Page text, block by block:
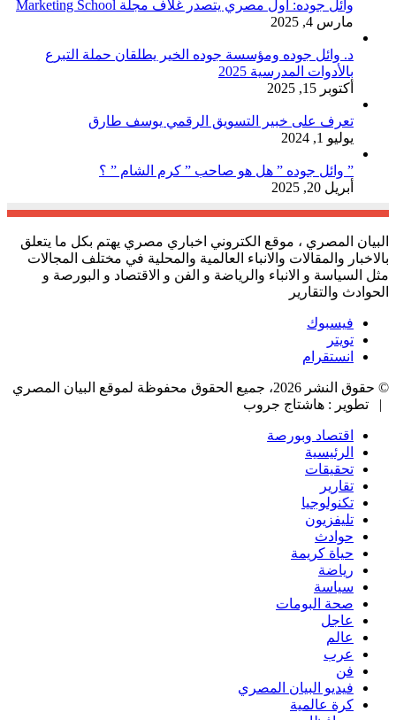
وائل جوده: أول مصري يتصدر غلاف مجلة Marketing School
مارس 4, 2025
د. وائل جوده ومؤسسة جوده الخير يطلقان حملة التبرع
بالأدوات المدرسية 2025
أكتوبر 15, 2025
تعرف على خبير التسويق الرقمي يوسف طارق
يوليو 1, 2024
” وائل جوده ” هل هو صاحب ” كرم الشام ” ؟
أبريل 20, 2025
البيان المصري ، موقع الكتروني اخباري مصري يهتم بكل ما يتعلق
بالاخبار والمقالات والانباء العالمية والمحلية في مختلف المجالات
مثل السياسة و الانباء والرياضة و الفن و الاقتصاد و البورصة و
الحوادث والتقارير
فيسبوك
تويتر
انستقرام
© حقوق النشر 2026، جميع الحقوق محفوظة لموقع البيان المصري
| تطوير : هاشتاج جروب
اقتصاد وبورصة
الرئيسية
تحقيقات
تقارير
تكنولوجيا
تليفزيون
حوادث
حياة كريمة
رياضة
سياسة
صحة البومات
عاجل
عالم
عرب
فن
فيديو البيان المصري
كرة عالمية